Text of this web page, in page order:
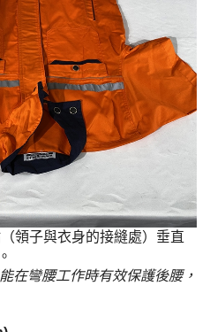
領子與衣身的接縫處）垂直
在彎腰工作時有效保護後腰，